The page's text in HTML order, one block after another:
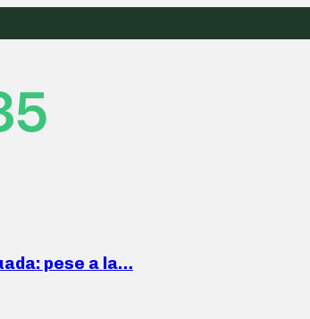
pese a la…